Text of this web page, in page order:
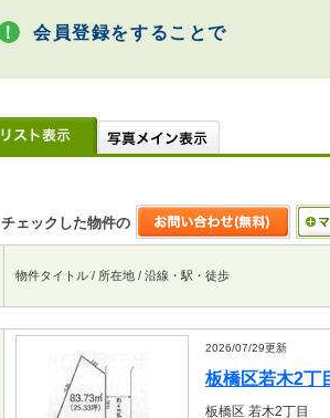
会員登録をすることで
チェックした物件の
物件タイトル / 所在地 / 沿線・駅・徒歩
2026/07/29更新
板橋区若木2丁
板橋区 若木2丁目